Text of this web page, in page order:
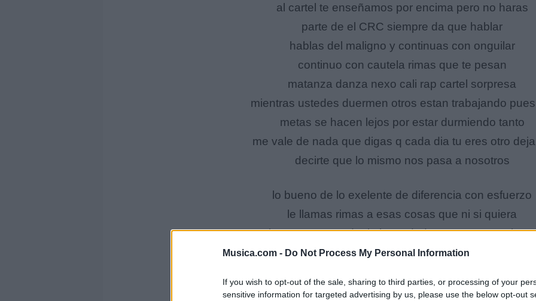
Musica.com - Do Not Process My Personal Information
If you wish to opt-out of the sale, sharing to third parties, or processing of your
sensitive information for targeted advertising by us, please use the below opt-out
al cartel te enseñamos por encima pero no haras
parte de el CRC siempre da que hablar
hablas del maligno y continuas con onguilar
continuo con cautela rimas que te pesan
matanza danza nexo cali rap cartel sorpresa
mientras ustedes duermen otros estan trabajando
metas se hacen lejos por estar durmiendo tanto
me vale de nada que digas q cada dia tu eres otro
decirte que lo mismo nos pasa a nosotros
lo bueno de lo exelente de diferencia con esfuerzo
le llamas rimas a esas cosas que ni si quiera
te salen en verso te duele la verdad porque te mata la
te tiraron al agua pero sin salvavidas encuentrate
y el pueblo que representas hipocritas risitas